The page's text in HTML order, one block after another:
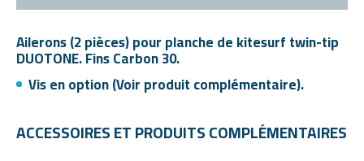
Ailerons (2 pièces) pour planche de kitesurf twin-tip
DUOTONE. Fins Carbon 30.
Vis en option (Voir produit complémentaire).
ACCESSOIRES ET PRODUITS COMPLÉMENTAIRES